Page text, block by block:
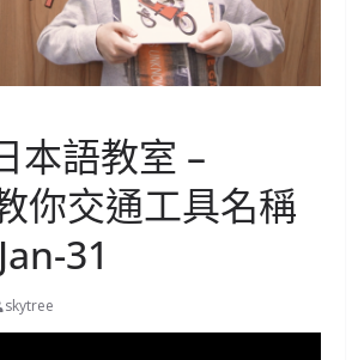
本語教室 –
你交通工具名稱
31
skytree